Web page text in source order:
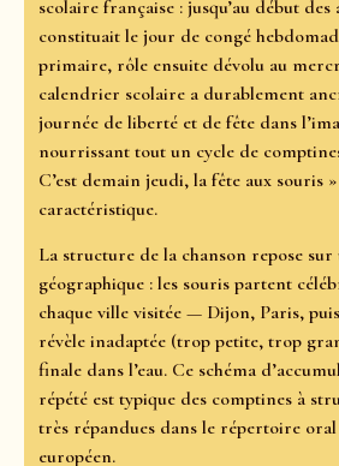
scolaire française : jusqu’au début des
constituait le jour de congé
primaire, rôle ensuite dévolu au
calendrier scolaire a durablement
journée de liberté et de fête dans
nourrissant tout un cycle de
C’est demain jeudi, la fête aux souris
caractéristique.
La structure de la chanson repose
géographique : les souris partent
chaque ville visitée — Dijon, Paris,
révèle inadaptée (trop petite, trop
finale dans l’eau. Ce schéma
répété est typique des comptines à
très répandues dans le répertoire
européen.